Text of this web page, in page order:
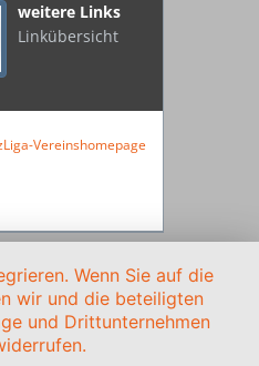
weitere Links
Linkübersicht
Vereinshomepage
Wenn Sie auf die
wir und die beteiligten
und Drittunternehmen